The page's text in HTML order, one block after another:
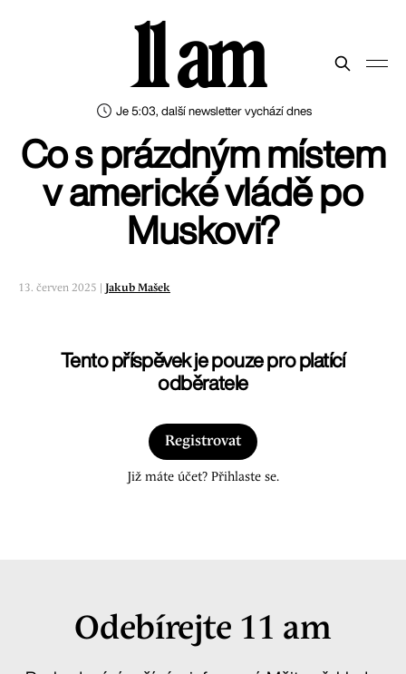
Je 5:03, další newsletter vychází dnes
11 am
Co s prázdným místem
v americké vládě po
Muskovi?
13. červen 2025 | Jakub Mašek
Tento příspěvek je pouze pro platící
odběratele
Registrovat
Již máte účet? Přihlaste se.
Odebírejte 11 am